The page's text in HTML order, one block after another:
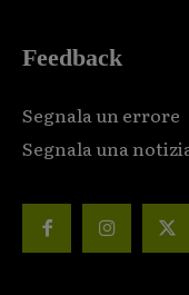
Feedback
Segnala un errore
Segnala una